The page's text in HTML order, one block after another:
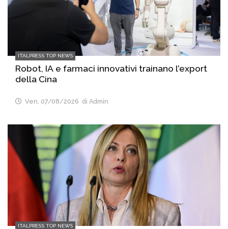
ITALPRESS TOP NEWS
Robot, IA e farmaci innovativi trainano l’export
della Cina
Ven, 07/08/2026 di Admin
ITALPRESS TOP NEWS